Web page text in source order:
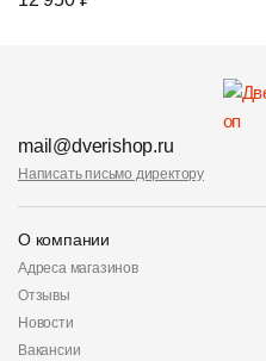
mail@dverishop.ru
Написать письмо директору
О компании
Адреса магазинов
Отзывы
Новости
Вакансии